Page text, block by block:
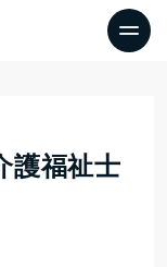
福祉士